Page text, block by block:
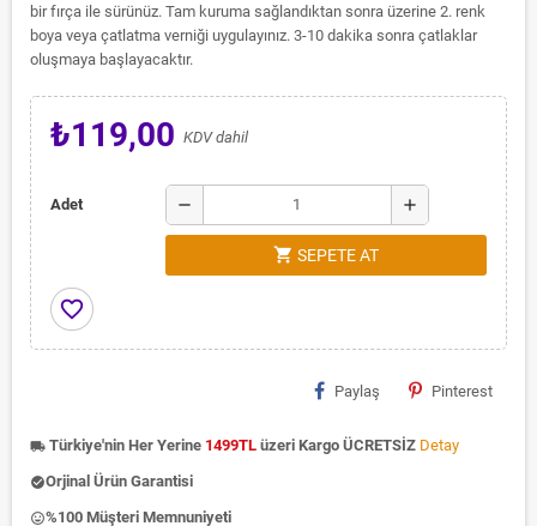
bir fırça ile sürünüz. Tam kuruma sağlandıktan sonra üzerine 2. renk
boya veya çatlatma verniği uygulayınız. 3-10 dakika sonra çatlaklar
oluşmaya başlayacaktır.
₺119,00 KDV dahil
Adet remove add
shopping_cart SEPETE AT
favorite_border
Paylaş Pinterest
local_shipping Türkiye'nin Her Yerine 1499TL üzeri Kargo ÜCRETSİZ Detay
check_circleOrjinal Ürün Garantisi
insert_emoticon%100 Müşteri Memnuniyeti